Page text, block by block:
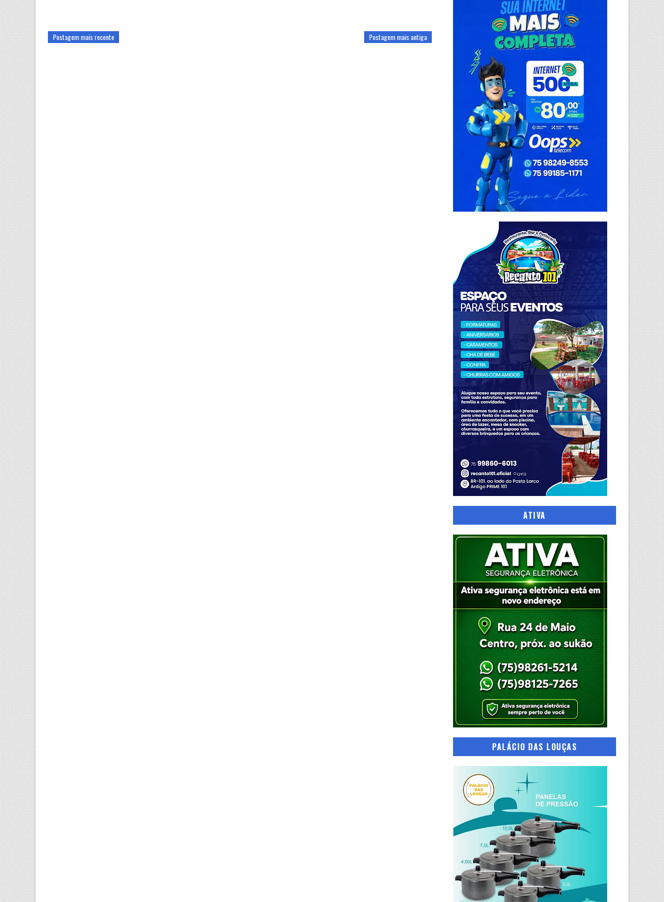
Postagem mais recente Postagem mais antiga
ATIVA
PALÁCIO DAS LOUÇAS